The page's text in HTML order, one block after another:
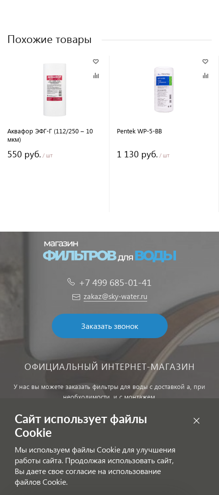
Похожие товары
Аквафор ЭФГ-Г (112/250 – 10
мкм)
550 руб. / шт
Pentek WP-5-BB
1 130 руб. / шт
+7 499 685-01-41
zakaz@sky-water.ru
Заказать звонок
ОФИЦИАЛЬНЫЙ ИНТЕРНЕТ-МАГАЗИН
У нас вы можете заказать фильтры для воды с доставкой а, при
необходимости, и с монтажем.
офертой!
Согласие на получение информационных рассылок
Сайт использует файлы
Cookie
Мы используем файлы Cookie для улучшения
работы сайта. Продолжая использовать сайт,
Вы даете свое согласие на использование
файлов Cookie.